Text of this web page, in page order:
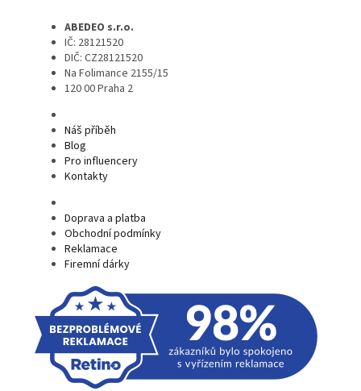
ABEDEO s.r.o.
IČ: 28121520
DIČ: CZ28121520
Na Folimance 2155/15
120 00 Praha 2
Náš příběh
Blog
Pro influencery
Kontakty
Doprava a platba
Obchodní podmínky
Reklamace
Firemní dárky